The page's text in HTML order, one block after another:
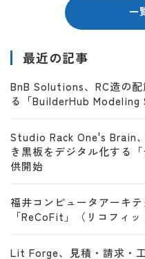
一
最近の記事
BnB Solutions、RC造の
る「BuilderHub
Studio Rack One's Brain
き黒板をデジタル化する
供開始
福井コンピュータアーキ
「ReCoFit」（リコフィ
Lit Forge、見積・請求・